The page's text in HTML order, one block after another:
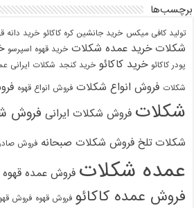
برچسب‌ها
تولید کافی میکس خرید جانشین کره کاکائو خرید دانه
شکلات خرید عمده شکلات خرید قهوه اسپرسو
پودر کاکائو خرید کاکائو خرید کنجد شکلات ایرانی
شکلات فروش انواع شکلات فروش انواع قهوه
شکلات فروش شکلات ایرانی فروش
شکلات تلخ فروش شکلات صبحانه فروش
عمده شکلات فروش عمده قهوه
فروش عمده کاکائو فروش قهوه فروش